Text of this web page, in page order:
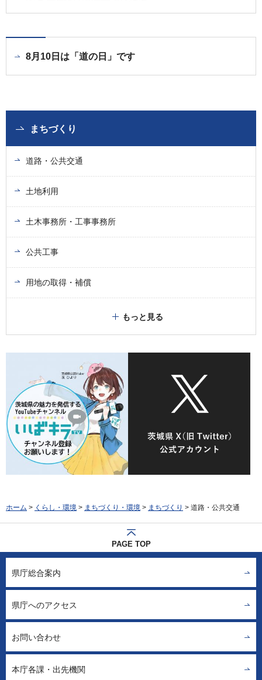
8月10日は「道の日」です
まちづくり
道路・公共交通
土地利用
土木事務所・工事事務所
公共工事
用地の取得・補償
もっと見る
ホーム > くらし・環境 > まちづくり・環境 > まちづくり > 道路・公共交通
PAGE TOP
県庁総合案内
県庁へのアクセス
お問い合わせ
本庁各課・出先機関